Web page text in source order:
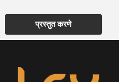
प्रस्तुत करणे